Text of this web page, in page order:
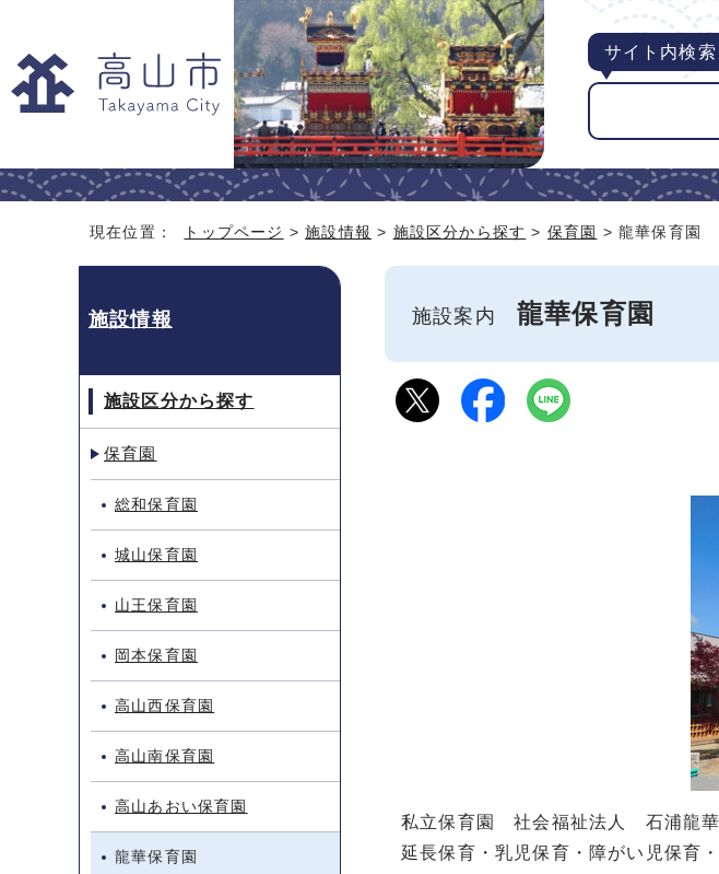
サイト内検索
現在位置： トップページ >施設情報 > 施設区分から探す > 保育園 > 龍華保育園
施設案内 龍華保育園
私立保育園 社会福祉法人 石浦龍
延長保育・乳児保育・障がい児保育
施設情報
施設区分から探す
保育園
総和保育園
城山保育園
山王保育園
岡本保育園
高山西保育園
高山南保育園
高山あおい保育園
龍華保育園